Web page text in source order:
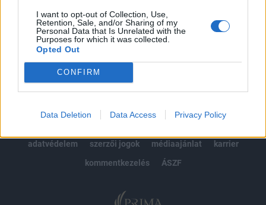
I want to opt-out of Collection, Use,
Retention, Sale, and/or Sharing of my
Personal Data that Is Unrelated with the
Purposes for which it was collected.
Opted Out
CONFIRM
Data Deletion Data Access Privacy Policy
MÁR ELŐFIZETŐNK VAGY?BEJELENTKEZÉS
adatvédelem
szerzői jogok médiaajánlat
karrier
kommentkezelés
ÁSZF